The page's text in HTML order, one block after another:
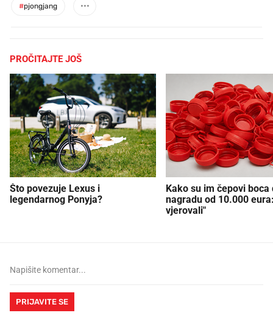
#pjongjang
PROČITAJTE JOŠ
Što povezuje Lexus i
legendarnog Ponyja?
Kako su im čepovi boca
nagradu od 10.000
vjerovali"
PRIJAVITE SE